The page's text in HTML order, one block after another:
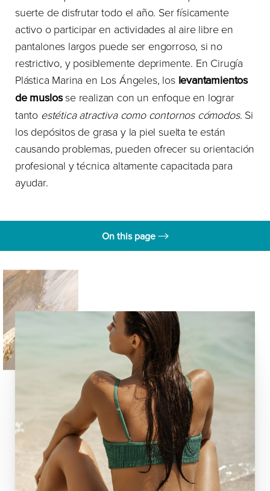
suerte de disfrutar todo el año. Ser físicamente
activo o participar en actividades al aire libre en
pantalones largos puede ser engorroso, si no
restrictivo, y posiblemente deprimente. En Cirugía
Plástica Marina en Los Ángeles, los levantamientos
de muslosse realizan con un enfoque en lograr
tanto estética atractiva como contornos cómodos. Si
los depósitos de grasa y la piel suelta te están
causando problemas, pueden ofrecer su orientación
profesional y técnica altamente capacitada para
ayudar.
On this page
Procedimiento
Recuperación de Levantamiento de Muslos
Resultados
Preguntas Frecuentes del Levantamiento de Muslos
Consultation